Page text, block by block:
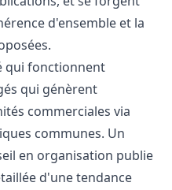
d'ensemble et la
qui fonctionnent
qui génèrent
commerciales via
communes. Un
en organisation publie
d'une tendance